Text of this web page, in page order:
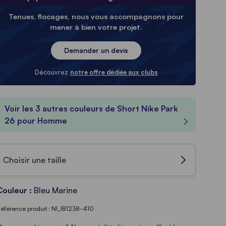
Tenues, flocages, nous vous accompagnons pour
mener à bien votre projet.
Demander un devis
Découvrez notre offre dédiée aux clubs
Voir les 3 autres couleurs de Short Nike Park
26 pour Homme
Choisir une taille
: Bleu Marine
produit : NI_IB1238-410